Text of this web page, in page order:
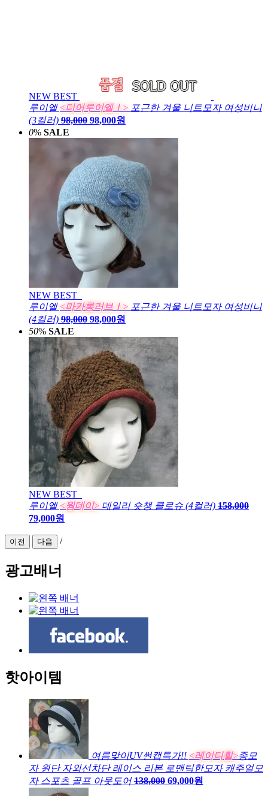
NEW BEST
루이엘 <디어루이엘Ⅰ> 포근한 겨울 니트모자 여성비니
(3컬러) 98,000 98,000원
0% SALE
NEW BEST
루이엘 <마카롱러브Ⅰ> 포근한 겨울 니트모자 여성비니
(4컬러) 98,000 98,000원
50% SALE
NEW BEST
루이엘 <웜데이> 데일리 숏챙 클로슈 (4컬러) 158,000
79,000원
이전 다음 /
광고배너
핫아이템
여름맞이UV썬캡특가!! <레이디힐>종모
자 원단 자외선차단 레이스 리본 로맨틱한모자 캐주얼모
자 스포츠 골프 아웃도어138,000 69,000원